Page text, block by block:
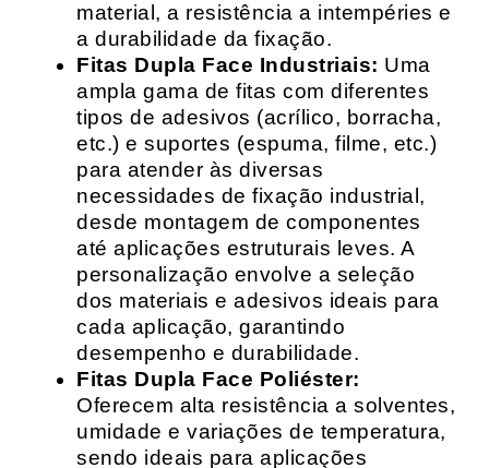
material, a resistência a intempéries e
a durabilidade da fixação.
Fitas Dupla Face Industriais: Uma
ampla gama de fitas com diferentes
tipos de adesivos (acrílico, borracha,
etc.) e suportes (espuma, filme, etc.)
para atender às diversas
necessidades de fixação industrial,
desde montagem de componentes
até aplicações estruturais leves. A
personalização envolve a seleção
dos materiais e adesivos ideais para
cada aplicação, garantindo
desempenho e durabilidade.
Fitas Dupla Face Poliéster:
Oferecem alta resistência a solventes,
umidade e variações de temperatura,
sendo ideais para aplicações